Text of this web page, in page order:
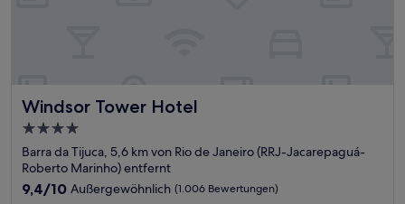
Windsor Tower Hotel
Windsor Tower Hotel
4.0-
Sterne-
Unterkunft
Barra da Tijuca, 5,6 km von Rio de Janeiro (RRJ-Jacarepaguá-
Roberto Marinho) entfernt
9.4
9,4/10 Außergewöhnlich (1.006 Bewertungen)